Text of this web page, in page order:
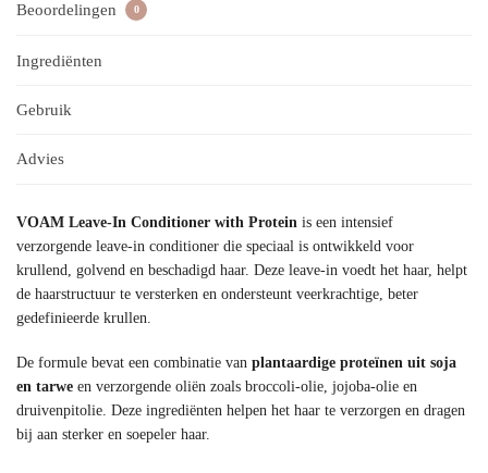
Beoordelingen 0
Ingrediënten
Gebruik
Advies
VOAM Leave-In Conditioner with Protein is een intensief
verzorgende leave-in conditioner die speciaal is ontwikkeld voor
krullend, golvend en beschadigd haar. Deze leave-in voedt het haar, helpt
de haarstructuur te versterken en ondersteunt veerkrachtige, beter
gedefinieerde krullen.
De formule bevat een combinatie van plantaardige proteïnen uit soja
en tarwe en verzorgende oliën zoals broccoli-olie, jojoba-olie en
druivenpitolie. Deze ingrediënten helpen het haar te verzorgen en dragen
bij aan sterker en soepeler haar.